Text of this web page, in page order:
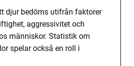
djur bedöms utifrån faktorer
aggressivitet och
människor. Statistik om
spelar också en roll i